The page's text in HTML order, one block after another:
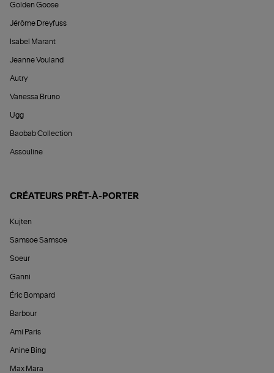
Golden Goose
Jérôme Dreyfuss
Isabel Marant
Jeanne Vouland
Autry
Vanessa Bruno
Ugg
Baobab Collection
Assouline
CRÉATEURS PRÊT-À-PORTER
Kujten
Samsoe Samsoe
Soeur
Ganni
Éric Bompard
Barbour
Ami Paris
Anine Bing
Max Mara